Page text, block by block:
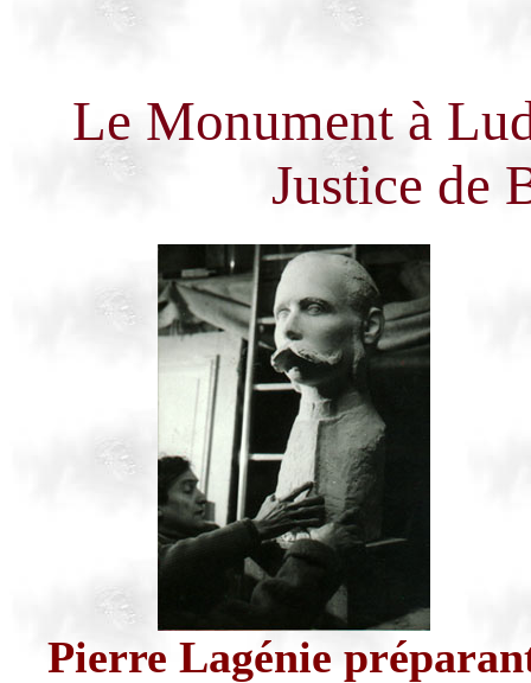
Le Monument à
Justice de
Pierre Lagénie